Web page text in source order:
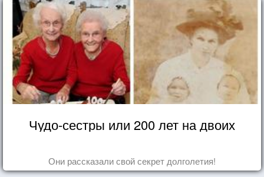
Чудо-сестры или 200 лет на двоих
Они рассказали свой секрет долголетия!